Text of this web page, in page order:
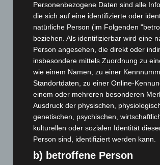
Brand im „Haus der Begegnung“ in
eingedämmt
6. August 2026
Region Hannover: 21 neue Notfallsanitäter
Roten Kreuz
5. August 2026
Mann läuft mit Hockeyschläger über A7 –
Zeugen
5. August 2026
Celle: Mensch stirbt bei Bagger-Unfall auf
5. August 2026
Personenbezogene Daten sind alle
die sich auf eine identifizierte oder
natürliche Person (im Folgenden
beziehen. Als identifizierbar wird eine
Person angesehen, die direkt oder
insbesondere mittels Zuordnung zu
wie einem Namen, zu einer
Standortdaten, zu einer Online-
einem oder mehreren besonderen
Ausdruck der physischen,
genetischen, psychischen,
kulturellen oder sozialen Identität
Person sind, identifiziert werden kann.
b) betroffene Person